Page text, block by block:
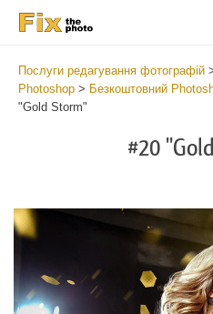
Послуги редагування фотографій
Photoshop > Безкоштовний
"Gold Storm"
#20